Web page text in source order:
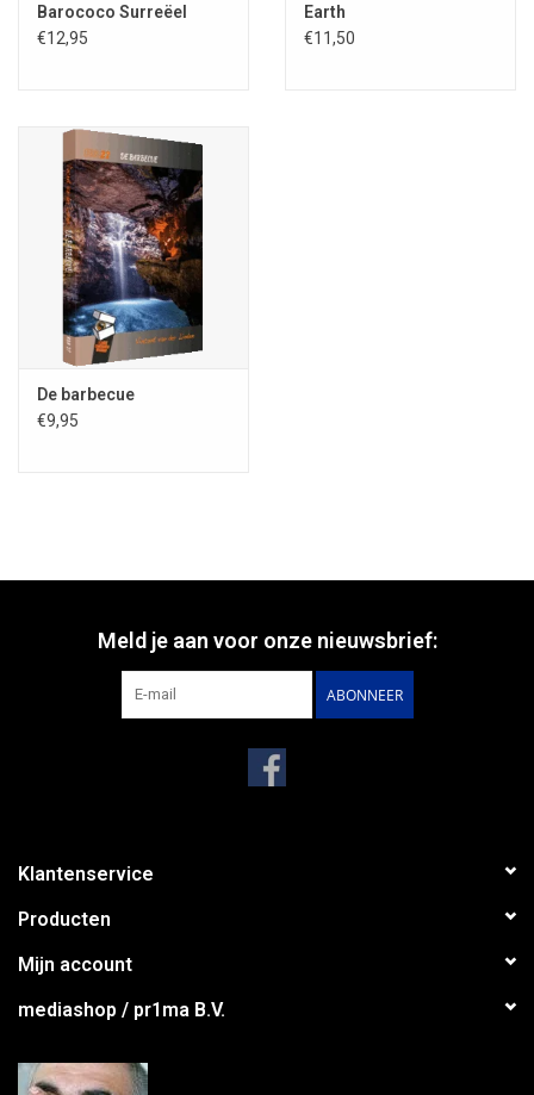
Via de Rare Boekjes-reeks
biedt de Stichting Fantastische
kunst. De publicaties in deze reeks beogen de creativiteit te
Barococo Surreëel
€12,95
Earth
€11,50
De barbecue
€9,95
Meld je aan voor onze nieuwsbrief:
ABONNEER
Klantenservice
Producten
Mijn account
mediashop / pr1ma B.V.